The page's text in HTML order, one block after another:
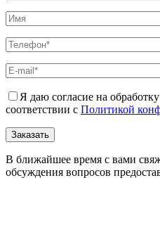
Я даю согласие на
соответствии с Политикой
В ближайшее время с вами
обсуждения вопросов